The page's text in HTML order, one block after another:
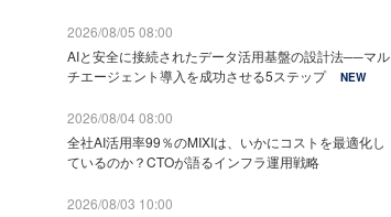
2026/08/05 08:00
AIと安全に接続されたデータ活用基盤の設計法──マル
チエージェント導入を成功させる5ステップ
NEW
2026/08/04 08:00
全社AI活用率99％のMIXIは、いかにコストを最適化し
ているのか？CTOが語るインフラ運用戦略
2026/08/03 10:00